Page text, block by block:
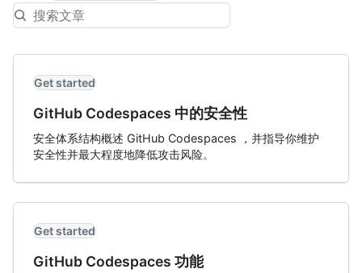
Get started
GitHub Codespaces 中的安全性
安全体系结构概述 GitHub Codespaces ，并指导你维护
安全性并最大程度地降低攻击风险。
Get started
GitHub Codespaces 功能